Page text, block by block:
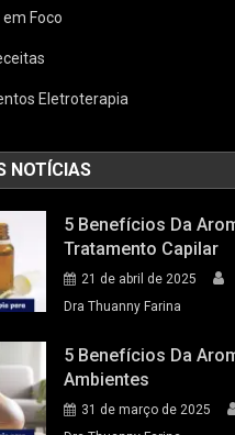
em Foco
Eletroterapia
NOTÍCIAS
5 Benefícios Da
Tratamento Capilar
21 de abril de 2025
Dra Thuanny Farina
5 Benefícios Da
Ambientes
31 de março de 2025